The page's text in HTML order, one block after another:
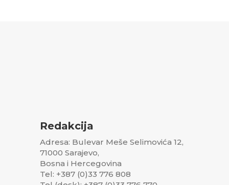
Redakcija
Adresa: Bulevar Meše Selimovića 12,
71000 Sarajevo,
Bosna i Hercegovina
Tel: +387 (0)33 776 808